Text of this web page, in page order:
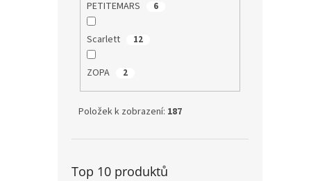
PETITEMARS 6
Scarlett 12
ZOPA 2
Položek k zobrazení: 187
Top 10 produktů